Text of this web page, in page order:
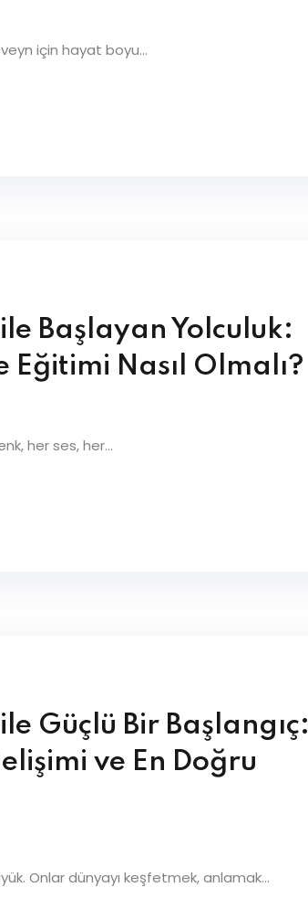
için hayat boyu...
Başlayan Yolculuk:
Nasıl Olmalı?
her ses, her...
Güçlü Bir Başlangıç:
ve En Doğru
Onlar dünyayı keşfetmek, anlamak...